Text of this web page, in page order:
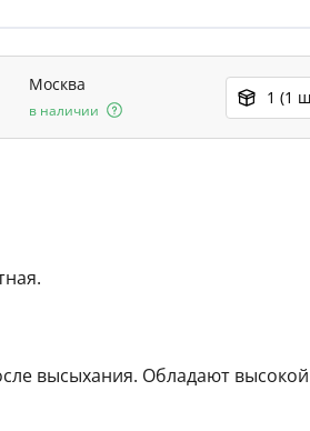
Москва
в наличии
1 (1
высыхания. Обладают